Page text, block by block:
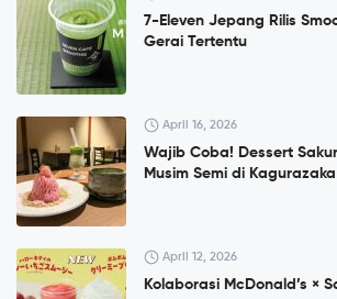
7-Eleven Jepang Rilis
Gerai Tertentu
April 16, 2026
Wajib Coba! Dessert
Musim Semi di Kagurazaka
April 12, 2026
Kolaborasi McDonald’s ×